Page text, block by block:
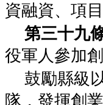
資融資、項
第三十九
役軍人參加創
鼓勵縣級
隊，發揮創